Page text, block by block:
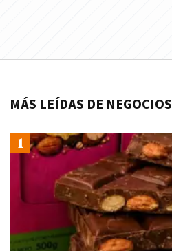
MÁS LEÍDAS DE NEGOCIOS